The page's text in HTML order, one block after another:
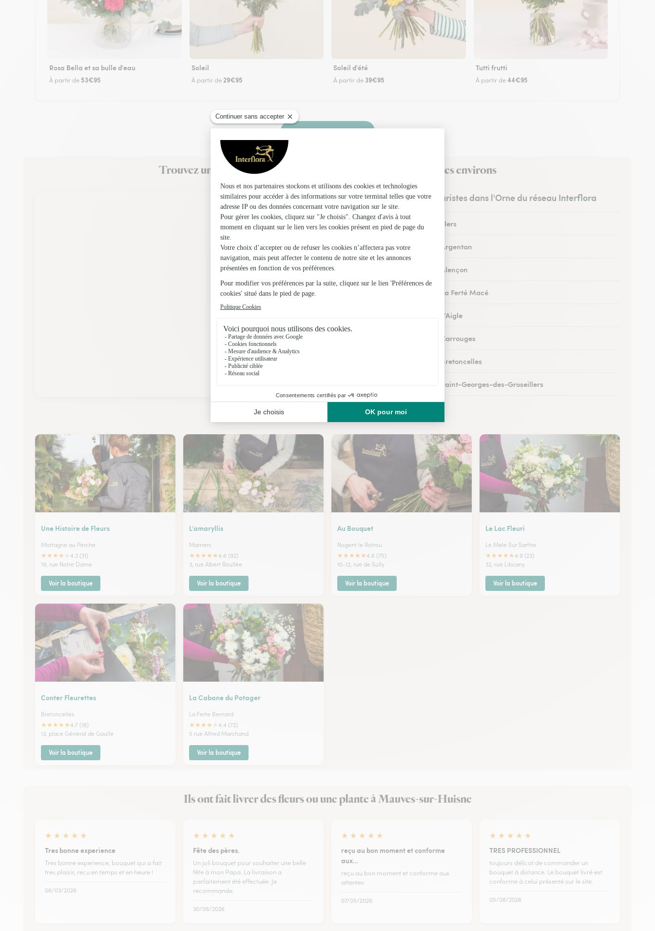
Rosa Bella et sa bulle d'eau
À partir de 53€95
Soleil
À partir de 29€95
Soleil d'été
À partir de 39€95
Tutti frutti
À partir de44€95
Faire livrer des fleurs
Trouvez un fleuriste Interflora à Mauves-sur-Huisne et dans ses environs
Les fleuristes dans l'Orne du réseau Interflora
Fleuristes à Flers
Fleuristes à Argentan
Fleuristes à Alençon
Fleuristes à La Ferté Macé
Fleuristes à L’Aigle
Fleuristes à Carrouges
Fleuristes à Bretoncelles
Fleuristes à Saint-Georges-des-Groseillers
Nos fleuristes à Mauves-sur-Huisne
Une Histoire de Fleurs
Mortagne au Perche
★★★★
4.3 (31)
19, rue Notre Dame
Voir la boutique
L’amaryllis
Mamers
★★★★★4.6 (92)
3, rue Albert Roullée
Voir la boutique
Au Bouquet
Nogent le Rotrou
★★★★★4.6 (75)
10-12, rue de Sully
Voir la boutique
Le Lac Fleuri
Le Mele Sur Sarthe
★★★★★4.9 (23)
32, rue Libcany
Voir la boutique
Conter Fleurettes
Bretoncelles
★★★★★4.7 (18)
13, place Général de Gaulle
Voir la boutique
La Cabane du Potager
La Ferte Bernard
★★★★
4.4 (72)
5 rue Alfred Marchand
Voir la boutique
Ils ont fait livrer des fleurs ou une plante à Mauves-sur-Huisne
★ ★ ★ ★ ★
Tres bonne experience
Tres bonne experience, bouquet qui a fait
tres plaisir, recu en temps et en heure !
06/03/2026
★ ★ ★ ★ ★
Fête des pères.
Un joli bouquet pour souhaiter une belle
fête à mon Papa. La livraison a
parfaitement été effectuée. Je
recommande.
30/06/2026
★ ★ ★ ★ ★
reçu au bon moment et conforme
aux…
reçu au bon moment et conforme aux
attentes
07/05/2026
★ ★ ★ ★ ★
TRES PROFESSIONNEL
toujours délicat de commander un
bouquet à distance. Le bouquet livré est
conforme à celui présenté sur le site.
05/08/2026